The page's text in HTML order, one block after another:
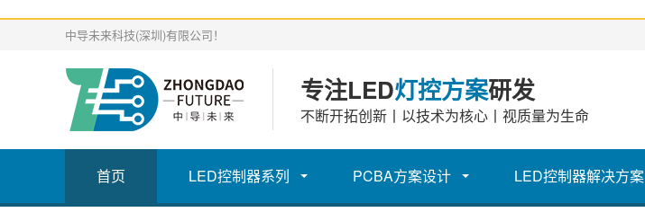
中导未来科技(深圳)有限公司！
专注LED灯控方案研发
不断开拓创新丨以技术为核心丨视质量为生命
首页 LED控制器系列 PCBA方案设计 LED控制器解决方案